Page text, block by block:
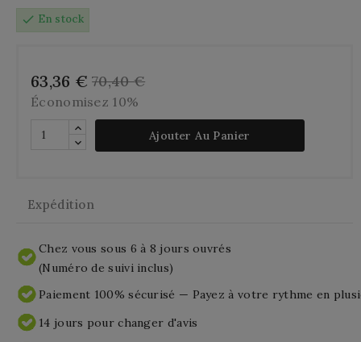
check En stock
63,36 € 70,40 €
Économisez 10%
Ajouter Au Panier
Expédition
Chez vous sous 6 à 8 jours ouvrés
(Numéro de suivi inclus)
Paiement 100% sécurisé — Payez à votre rythme en
14 jours pour changer d'avis